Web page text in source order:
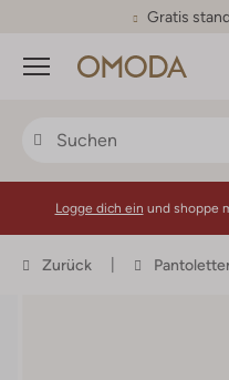
30 Tage
Menü
Logge dich ein und shoppe
Zurück